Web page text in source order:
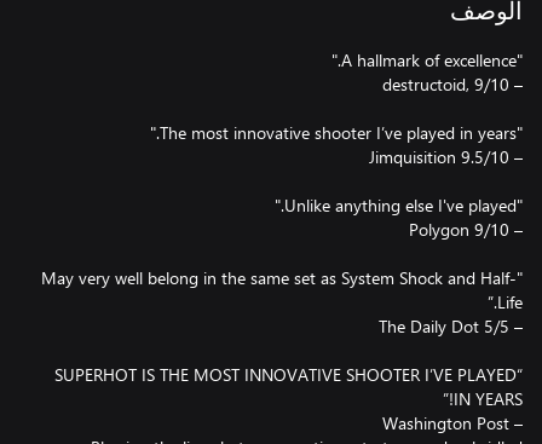
الوصف
"May very well belong in the same set as System Shock and Half-
“SUPERHOT IS THE MOST INNOVATIVE SHOOTER I’VE PLAYED